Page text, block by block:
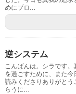
めにブロ...
逆システム
こんばんは。シラです
を過ごすために、また
読みくださりありがと
らうに...